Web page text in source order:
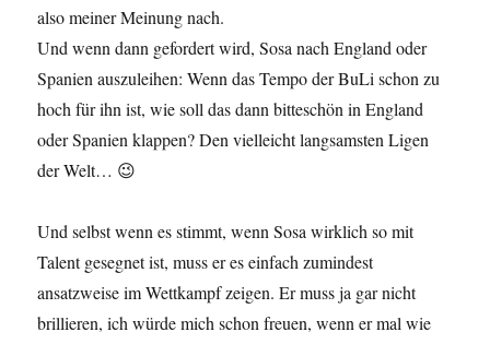
also meiner Meinung nach.
Und wenn dann gefordert wird, Sosa nach England oder
Spanien auszuleihen: Wenn das Tempo der BuLi schon zu
hoch für ihn ist, wie soll das dann bitteschön in England
oder Spanien klappen? Den vielleicht langsamsten Ligen
der Welt… 😉
Und selbst wenn es stimmt, wenn Sosa wirklich so mit
Talent gesegnet ist, muss er es einfach zumindest
ansatzweise im Wettkampf zeigen. Er muss ja gar nicht
brillieren, ich würde mich schon freuen, wenn er mal wie